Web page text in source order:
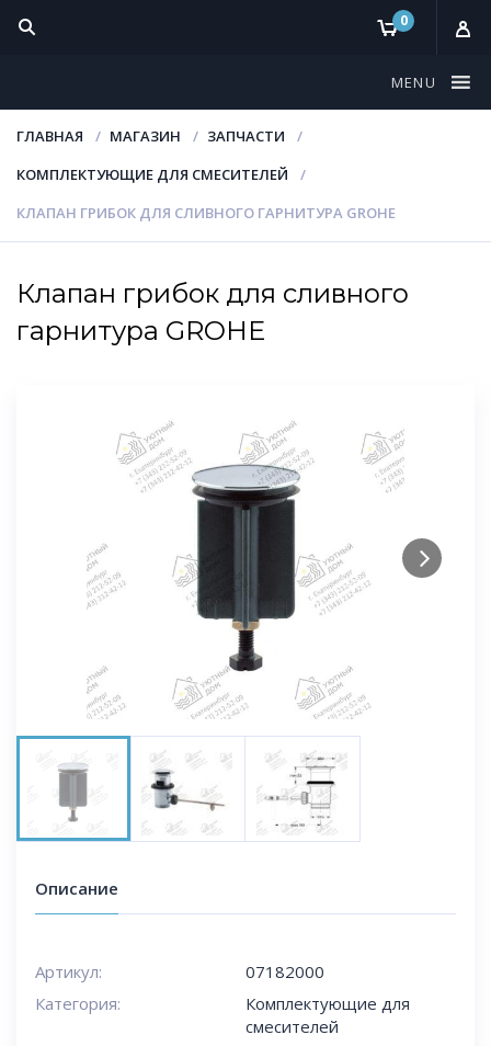
0
MENU
ГЛАВНАЯ МАГАЗИН
ЗАПЧАСТИ
КОМПЛЕКТУЮЩИЕ ДЛЯ СМЕСИТЕЛЕЙ
КЛАПАН ГРИБОК ДЛЯ СЛИВНОГО ГАРНИТУРА GROHE
Клапан грибок для сливного
гарнитура GROHE
Описание
Артикул:
07182000
Категория:
Комплектующие для
смесителей